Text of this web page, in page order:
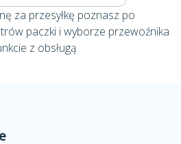
za przesyłkę poznasz po
paczki i wyborze przewoźnika
z obsługą